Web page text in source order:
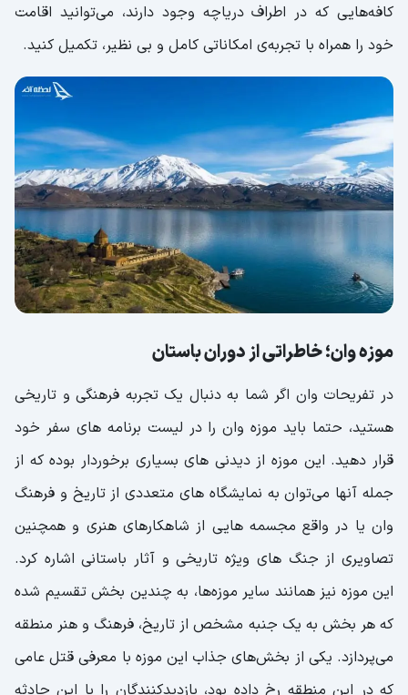
کافه‌هایی که در اطراف دریاچه وجود دارند، می‌توانید اقامت
خود را همراه با تجربه‌ی امکاناتی کامل و بی نظیر، تکمیل کنید.
موزه وان؛ خاطراتی از دوران باستان
در تفریحات وان اگر شما به دنبال یک تجربه فرهنگی و تاریخی
هستید، حتما باید موزه وان را در لیست برنامه های سفر خود
قرار دهید. این موزه از دیدنی های بسیاری برخوردار بوده که از
جمله آنها می‌توان به نمایشگاه های متعددی از تاریخ و فرهنگ
وان یا در واقع مجسمه هایی از شاهکارهای هنری و همچنین
تصاویری از جنگ های ویژه تاریخی و آثار باستانی اشاره کرد.
این موزه نیز همانند سایر موزه‌ها، به چندین بخش تقسیم شده
که هر بخش به یک جنبه مشخص از تاریخ، فرهنگ و هنر منطقه
می‌پردازد. یکی از بخش‌های جذاب این موزه با معرفی قتل عامی
که در این منطقه رخ داده بود، بازدیدکنندگان را با این حادثه